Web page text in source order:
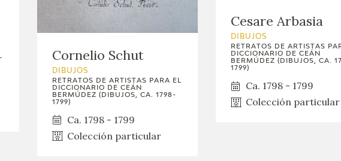
Cornelio Schut
DIBUJOS
RETRATOS DE ARTISTAS PARA EL
DICCIONARIO DE CEÁN
BERMÚDEZ (DIBUJOS, CA. 1798-
1799)
Ca. 1798 - 1799
Colección particular
Cesare Arbasia
DIBUJOS
RETRATOS DE ARTISTAS
DICCIONARIO DE CEÁN
BERMÚDEZ (DIBUJOS, CA.
1799)
Ca. 1798 - 1799
Colección particular